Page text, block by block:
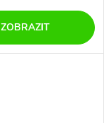
ZOBRAZIT